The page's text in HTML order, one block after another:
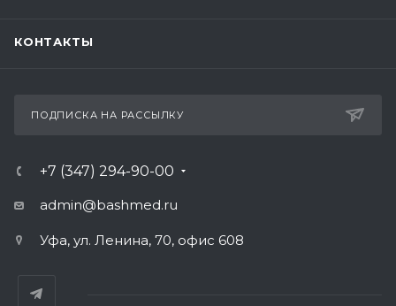
КОНТАКТЫ
ПОДПИСКА НА РАССЫЛКУ
+7 (347) 294-90-00
admin@bashmed.ru
Уфа, ул. Ленина, 70, офис 608